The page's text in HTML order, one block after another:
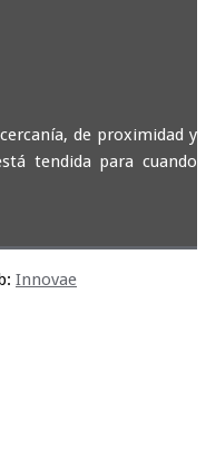
de proximidad y
tendida para cuando
Innovae